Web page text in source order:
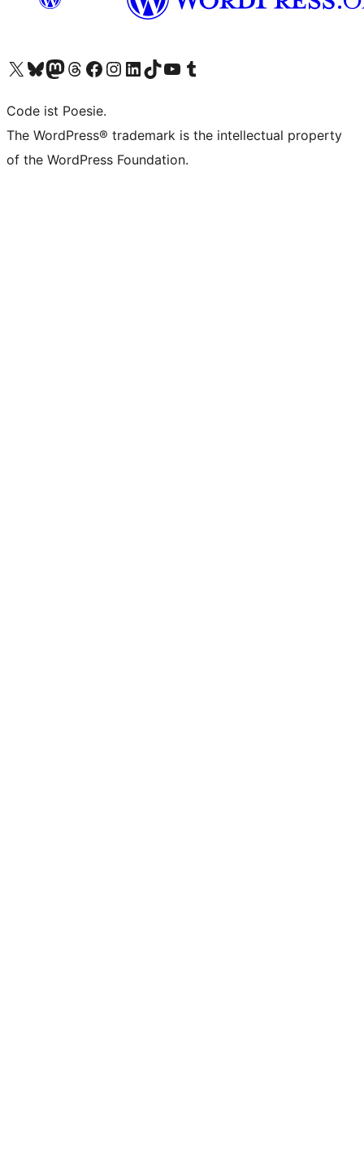
Unser X-Konto (früher Twitter) besuchen
Unser Bluesky-Konto besuchen
Unser Mastodon-Konto besuchen
Unser Threads-Konto besuchen
Unsere Facebook-Seite besuchen
Unser Instagram-Konto besuchen
Unser LinkedIn-Konto besuchen
Unser TikTok-Konto besuchen
Unseren YouTube-Kanal besuchen
Unser Tumblr-Konto besuchen
Code ist Poesie.
The WordPress® trademark is the intellectual property
of the WordPress Foundation.